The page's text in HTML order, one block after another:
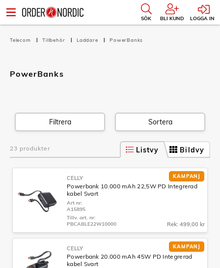
SÖK BLI KUND LOGGA IN
Telecom Tillbehör Laddare PowerBanks
PowerBanks
Filtrera Sortera
23 produkter Bildvy
Listvy
KAMPANJ
CELLY
Powerbank 10.000 mAh 22,5W PD Integrerad
kabel Svart
Art nr:
A15895
Tillv. art. nr:
PBCABLE22W10000
Rek: 499,00 kr
KAMPANJ
CELLY
Powerbank 20.000 mAh 45W PD Integrerad
kabel Svart